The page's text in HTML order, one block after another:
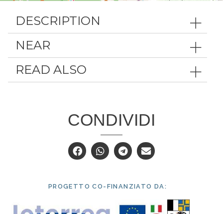
DESCRIPTION
NEAR
READ ALSO
CONDIVIDI
PROGETTO CO-FINANZIATO DA: